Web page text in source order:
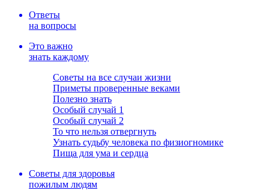
Ответы
на вопросы
Это важно
знать каждому
Советы на все случаи жизни
Приметы проверенные веками
Полезно знать
Особый случай 1
Особый случай 2
То что нельзя отвергнуть
Узнать судьбу человека по физиогномике
Пища для ума и сердца
Советы для здоровья
пожилым людям